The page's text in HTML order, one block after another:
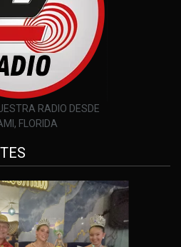
RADIO DESDE
FLORIDA